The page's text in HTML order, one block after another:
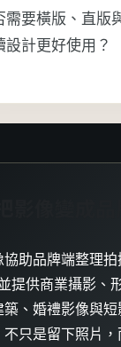
需要橫版、直版
設計更好使用？
協助品牌端整理
提供商業攝影、
築、婚禮影像與
只是留下照片，